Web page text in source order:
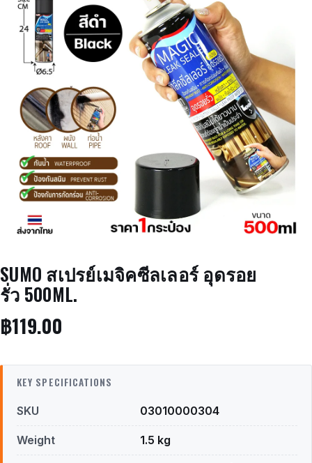
SUMO สเปรย์เมจิคซีลเลอร์ อุดรอย
รั่ว 500ML.
฿119.00
KEY SPECIFICATIONS
SKU 03010000304
Weight 1.5 kg